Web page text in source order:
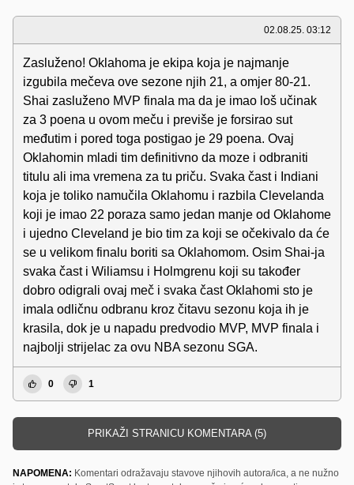
02.08.25. 03:12
Zasluženo! Oklahoma je ekipa koja je najmanje
izgubila mečeva ove sezone njih 21, a omjer 80-21.
Shai zasluženo MVP finala ma da je imao loš učinak
za 3 poena u ovom meču i previše je forsirao sut
međutim i pored toga postigao je 29 poena. Ovaj
Oklahomin mladi tim definitivno da moze i odbraniti
titulu ali ima vremena za tu priču. Svaka čast i Indiani
koja je toliko namučila Oklahomu i razbila Clevelanda
koji je imao 22 poraza samo jedan manje od Oklahome
i ujedno Cleveland je bio tim za koji se očekivalo da će
se u velikom finalu boriti sa Oklahomom. Osim Shai-ja
svaka čast i Wiliamsu i Holmgrenu koji su također
dobro odigrali ovaj meč i svaka čast Oklahomi sto je
imala odličnu odbranu kroz čitavu sezonu koja ih je
krasila, dok je u napadu predvodio MVP, MVP finala i
najbolji strijelac za ovu NBA sezonu SGA.
0 1
PRIKAŽI STRANICU KOMENTARA (5)
NAPOMENA: Komentari odražavaju stavove njihovih autora/ica, a ne nužno